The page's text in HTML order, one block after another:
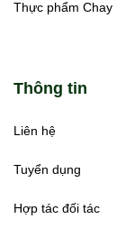
Thực phẩm Chay
Thông tin
Liên hệ
Tuyển dụng
Hợp tác đối tác